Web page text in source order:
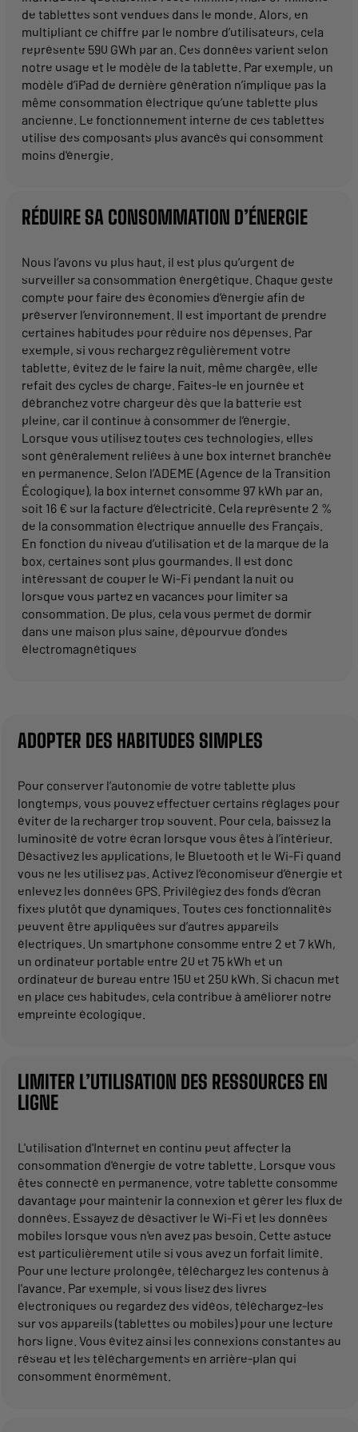
de tablettes sont vendues dans le monde. Alors, en
multipliant ce chiffre par le nombre d’utilisateurs, cela
représente 590 GWh par an. Ces données varient selon
notre usage et le modèle de la tablette. Par exemple, un
modèle d’iPad de dernière génération n’implique pas la
même consommation électrique qu’une tablette plus
ancienne. Le fonctionnement interne de ces tablettes
utilise des composants plus avancés qui consomment
moins d'énergie.
RÉDUIRE SA CONSOMMATION D’ÉNERGIE
Nous l’avons vu plus haut, il est plus qu’urgent de
surveiller sa consommation énergétique. Chaque geste
compte pour faire des économies d’énergie afin de
préserver l’environnement. Il est important de prendre
certaines habitudes pour réduire nos dépenses. Par
exemple, si vous rechargez régulièrement votre
tablette, évitez de le faire la nuit, même chargée, elle
refait des cycles de charge. Faites-le en journée et
débranchez votre chargeur dès que la batterie est
pleine, car il continue à consommer de l’énergie.
Lorsque vous utilisez toutes ces technologies, elles
sont généralement reliées à une box internet branchée
en permanence. Selon l’ADEME (Agence de la Transition
Écologique), la box internet consomme 97 kWh par an,
soit 16 € sur la facture d’électricité. Cela représente 2 %
de la consommation électrique annuelle des Français.
En fonction du niveau d’utilisation et de la marque de la
box, certaines sont plus gourmandes. Il est donc
intéressant de couper le Wi-Fi pendant la nuit ou
lorsque vous partez en vacances pour limiter sa
consommation. De plus, cela vous permet de dormir
dans une maison plus saine, dépourvue d’ondes
électromagnétiques
ADOPTER DES HABITUDES SIMPLES
Pour conserver l’autonomie de votre tablette plus
longtemps, vous pouvez effectuer certains réglages pour
éviter de la recharger trop souvent. Pour cela, baissez la
luminosité de votre écran lorsque vous êtes à l’intérieur.
Désactivez les applications, le Bluetooth et le Wi-Fi quand
vous ne les utilisez pas. Activez l’économiseur d’énergie et
enlevez les données GPS. Privilégiez des fonds d’écran
fixes plutôt que dynamiques. Toutes ces fonctionnalités
peuvent être appliquées sur d’autres appareils
électriques. Un smartphone consomme entre 2 et 7 kWh,
un ordinateur portable entre 20 et 75 kWh et un
ordinateur de bureau entre 150 et 250 kWh. Si chacun met
en place ces habitudes, cela contribue à améliorer notre
empreinte écologique.
LIMITER L’UTILISATION DES RESSOURCES EN
LIGNE
L'utilisation d'Internet en continu peut affecter la
consommation d'énergie de votre tablette. Lorsque vous
êtes connecté en permanence, votre tablette consomme
davantage pour maintenir la connexion et gérer les flux de
données. Essayez de désactiver le Wi-Fi et les données
mobiles lorsque vous n'en avez pas besoin. Cette astuce
est particulièrement utile si vous avez un forfait limité.
Pour une lecture prolongée, téléchargez les contenus à
l'avance. Par exemple, si vous lisez des livres
électroniques ou regardez des vidéos, téléchargez-les
sur vos appareils (tablettes ou mobiles) pour une lecture
hors ligne. Vous évitez ainsi les connexions constantes au
réseau et les téléchargements en arrière-plan qui
consomment énormément.